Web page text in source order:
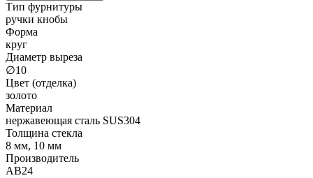
Тип фурнитуры
ручки кнобы
Форма
круг
Диаметр выреза
∅10
Цвет (отделка)
золото
Материал
нержавеющая сталь SUS304
Толщина стекла
8 мм, 10 мм
Производитель
АВ24